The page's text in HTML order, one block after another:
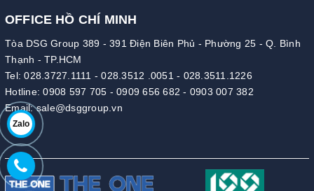
Zalo
OFFICE HỒ CHÍ MINH
Tòa DSG Group 389 - 391 Điện Biên Phủ - Phường 25 - Q. Bình
Thạnh - TP.HCM
Tel:028.3727.1111 -028.3512 .0051 - 028.3511.1226
Hotline:0908 597 705 - 0909 656 682 - 0903 007 382
Email:sale@dsggroup.vn